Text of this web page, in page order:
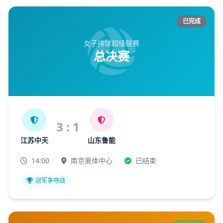
已完成
女子排球超级联赛
总决赛
江苏中天
3 : 1
山东鲁能
14:00 南京奥体中心 已结束
冠军争夺战